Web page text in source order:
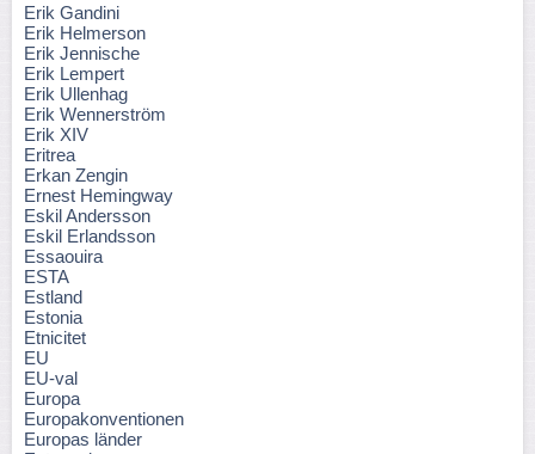
Erik Gandini
Erik Helmerson
Erik Jennische
Erik Lempert
Erik Ullenhag
Erik Wennerström
Erik XIV
Eritrea
Erkan Zengin
Ernest Hemingway
Eskil Andersson
Eskil Erlandsson
Essaouira
ESTA
Estland
Estonia
Etnicitet
EU
EU-val
Europa
Europakonventionen
Europas länder